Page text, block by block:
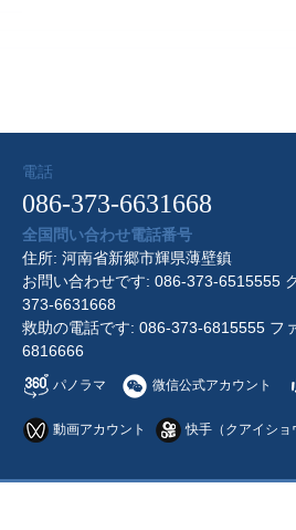
電話
086-373-6631668
全国問い合わせ電話番号
住所: 河南省新郷市輝県薄壁鎮
お問い合わせです: 086-373-6515555
373-6631668
救助の電話です: 086-373-6815555 フ
6816666
パノラマ 微信公式アカウント
動画アカウント 快手（クアイショ